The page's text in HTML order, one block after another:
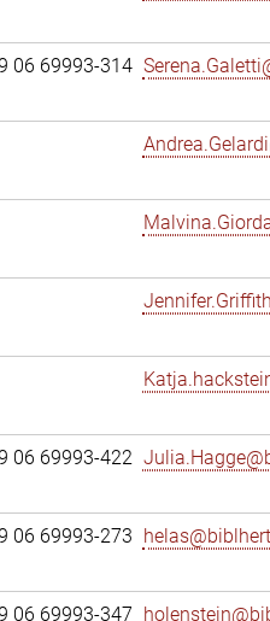
06 69993-314
06 69993-422
06 69993-273
06 69993-347